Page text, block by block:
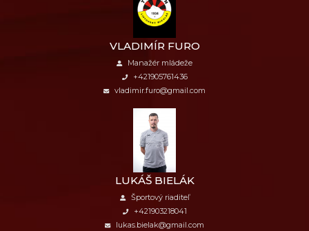
VLADIMÍR FURO
Manažér mládeže
+421905761436
vladimir.furo@gmail.com
LUKÁŠ BIELÁK
Športový riaditeľ
+421903218041
lukas.bielak@gmail.com